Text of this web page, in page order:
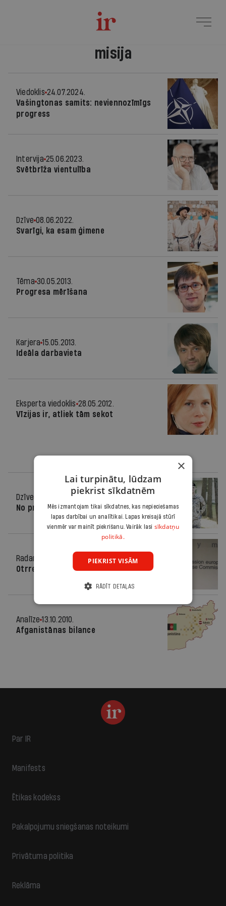
misija
Viedoklis 24.07.2024.
Vašingtonas samits: neviennozīmīgs
progress
Intervija 25.06.2023.
Svētbrīža vientulība
Dzīve 08.06.2022.
Svarīgi, ka esam ģimene
Tēma 30.05.2013.
Progresa mērīšana
Karjera 15.05.2013.
Ideāla darbavieta
Eksperta viedoklis 28.05.2012.
Vīzijas ir, atliek tām sekot
Dzīve
No prezidentes pie afgāņiem
Radars
Otrreiz pārceļ aizdevēju misijas laiku
Analīze 13.10.2010.
Afganistānas bilance
Par IR
Manifests
Ētikas kodekss
Pakalpojumu sniegšanas noteikumi
Privātuma politika
Reklāma
×
Lai turpinātu, lūdzam
piekrist sīkdatnēm
Mēs izmantojam tikai sīkdatnes, kas nepieciešamas
lapas darbībai un analītikai. Lapas kreisajā stūrī
vienmēr var mainīt piekrišanu. Vairāk lasi sīkdatņu
politikā.
PIEKRIST VISĀM
RĀDĪT DETAĻAS